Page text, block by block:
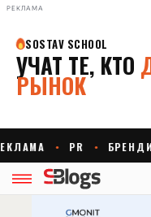
РЕКЛАМА